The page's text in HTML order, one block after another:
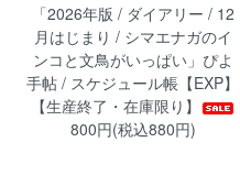
「2026年版 / ダイアリー / 12
月はじまり / シマエナガのイ
ンコと文鳥がいっぱい」ぴよ
手帖 / スケジュール帳【EXP】
【生産終了・在庫限り】
800円(税込880円)